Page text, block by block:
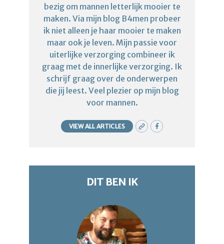
bezig om mannen letterlijk mooier te
maken. Via mijn blog B4men probeer
ik niet alleen je haar mooier te maken
maar ook je leven. Mijn passie voor
uiterlijke verzorging combineer ik
graag met de innerlijke verzorging. Ik
schrijf graag over de onderwerpen
die jij leest. Veel plezier op mijn blog
voor mannen.
VIEW ALL ARTICLES
DIT BEN IK